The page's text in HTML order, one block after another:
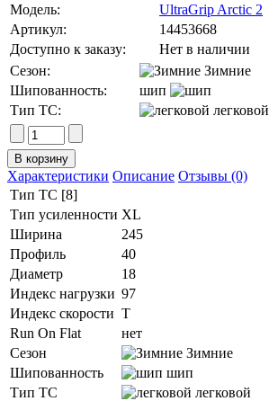
Модель:
UltraGrip Arctic 2
Артикул:
14453668
Доступно к заказу:
Нет в наличии
Сезон:
Зимние
Шипованность:
шип
Тип ТС:
легковой
Характеристики Описание Отзывы (0)
Тип ТС [8]
Тип усиленности XL
Ширина
245
Профиль
40
Диаметр
18
Индекс нагрузки 97
Индекс скорости T
Run On Flat
нет
Сезон
Зимние
Шипованность
шип
Тип ТС
легковой